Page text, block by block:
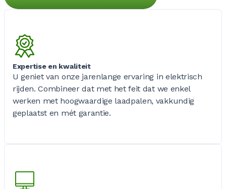
Expertise en kwaliteit
U geniet van onze jarenlange ervaring in elektrisch
rijden. Combineer dat met het feit dat we enkel
werken met hoogwaardige laadpalen, vakkundig
geplaatst en mét garantie.